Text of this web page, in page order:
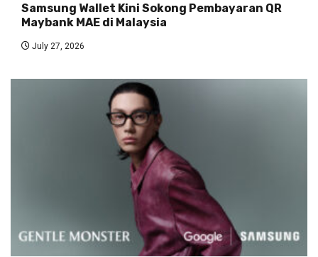
Samsung Wallet Kini Sokong Pembayaran QR
Maybank MAE di Malaysia
July 27, 2026